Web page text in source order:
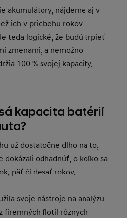
akumulátory, nájdeme aj v
ich v priebehu rokov
teda logické, že budú trpieť
zmenami, a nemožno
100 % svojej kapacity.
kapacita batérií
už dostatočne dlho na to,
dokázali odhadnúť, o koľko sa
päť či desať rokov.
svoje nástroje na analýzu
firemných flotíl rôznych